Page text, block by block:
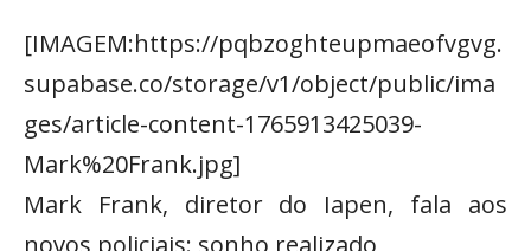
[IMAGEM:https://pqbzoghteupmaeofvgvg.
supabase.co/storage/v1/object/public/ima
ges/article-content-1765913425039-
Mark%20Frank.jpg]
Mark Frank, diretor do Iapen, fala aos
novos policiais: sonho realizado